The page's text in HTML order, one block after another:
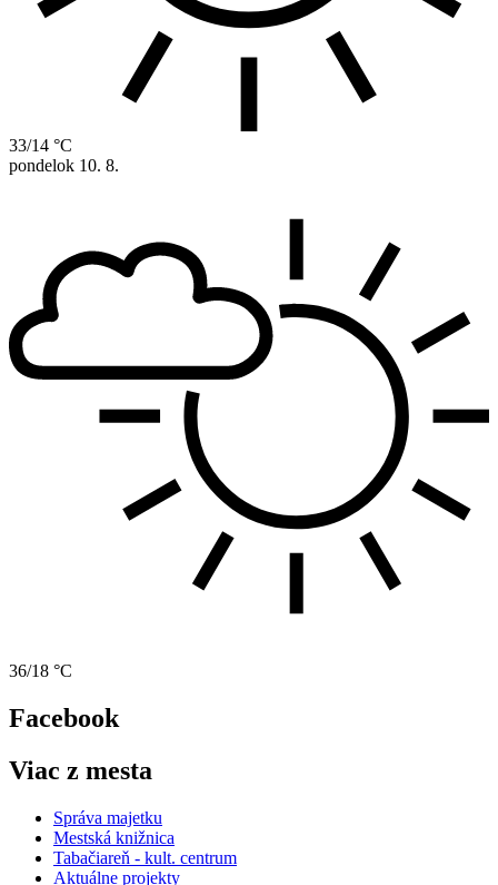
33/14 °C
pondelok 10. 8.
36/18 °C
Facebook
Viac z mesta
Správa majetku
Mestská knižnica
Tabačiareň - kult. centrum
Aktuálne projekty